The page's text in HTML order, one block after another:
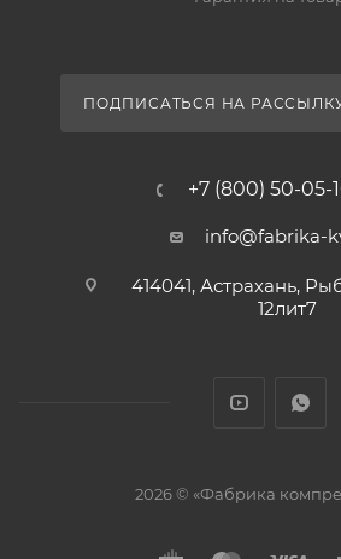
ПОДПИСАТЬСЯ НА
+7 (800) 50-05-
info@fabrika-
414041, Астрахань,
12лит7
2026 © «Фабрика